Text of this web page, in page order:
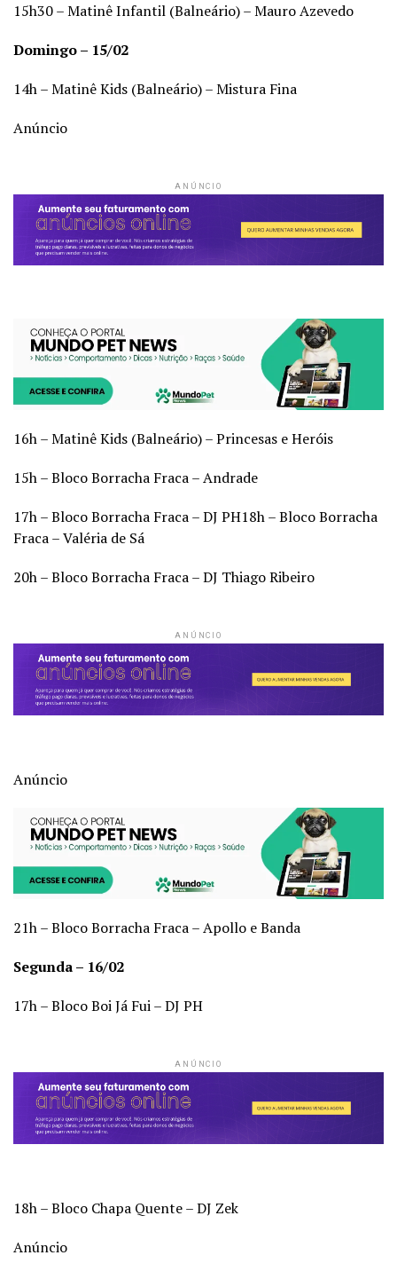
15h30 – Matinê Infantil (Balneário) – Mauro Azevedo
Domingo – 15/02
14h – Matinê Kids (Balneário) – Mistura Fina
Anúncio
ANÚNCIO
16h – Matinê Kids (Balneário) – Princesas e Heróis
15h – Bloco Borracha Fraca – Andrade
17h – Bloco Borracha Fraca – DJ PH18h – Bloco Borracha
Fraca – Valéria de Sá
20h – Bloco Borracha Fraca – DJ Thiago Ribeiro
ANÚNCIO
Anúncio
21h – Bloco Borracha Fraca – Apollo e Banda
Segunda – 16/02
17h – Bloco Boi Já Fui – DJ PH
ANÚNCIO
18h – Bloco Chapa Quente – DJ Zek
Anúncio